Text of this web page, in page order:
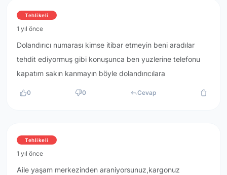
Tehlikeli
1 yıl önce
Dolandırıcı numarası kimse itibar etmeyin beni aradılar
tehdit ediyormuş gibi konuşunca ben yuzlerine telefonu
kapatım sakın kanmayın böyle dolandırıcılara
0 0 Cevap
Tehlikeli
1 yıl önce
Aile yaşam merkezinden araniyorsunuz,kargonuz